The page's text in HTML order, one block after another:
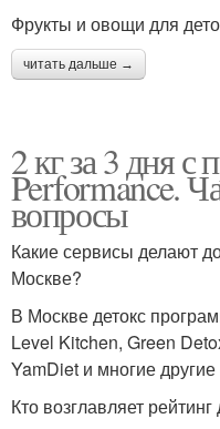
Фрукты и овощи для
читать дальше →
2 кг за 3 дня с
Performance.
вопросы
Какие сервисы делают
Москве?
В Москве детокс
Level Kitchen, Green
YamDiet и многие
Кто возглавляет